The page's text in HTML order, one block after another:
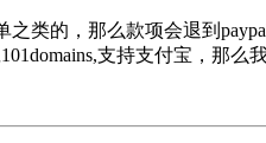
类的，那么款项会退到
支持支付宝，那么